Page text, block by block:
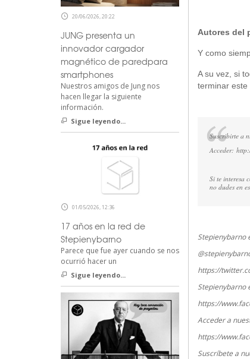
Autores del
Y como
A su vez, si
terminar este
Suscribirte a
Acceder:
Si te interesa
no dudes en
Stepienybarno
https://
Stepienybarno
https://
Acceder a
https://
Suscríbete a
20/06/2026, 20:22
JUNG presenta un
innovador cargador
magnético de paredpara
smartphones
Nuestros amigos de Jung nos
hacen llegar la siguiente
información.
Sigue leyendo...
01/05/2026, 12:36
17 años en la red de
Stepienybarno
Parece que fue ayer cuando se nos
ocurrió hacer un
Sigue leyendo...